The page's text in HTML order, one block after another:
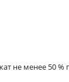
не менее 50